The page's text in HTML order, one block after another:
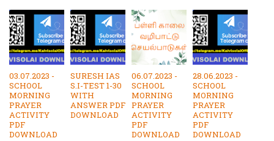
03.07.2023 -
SCHOOL
MORNING
PRAYER
ACTIVITY
PDF
DOWNLOAD
SURESH IAS
S.I-TEST 1-30
WITH
ANSWER PDF
DOWNLOAD
06.07.2023 -
SCHOOL
MORNING
PRAYER
ACTIVITY
PDF
DOWNLOAD
28.06.2023 -
SCHOOL
MORNING
PRAYER
ACTIVITY
PDF
DOWNLOAD